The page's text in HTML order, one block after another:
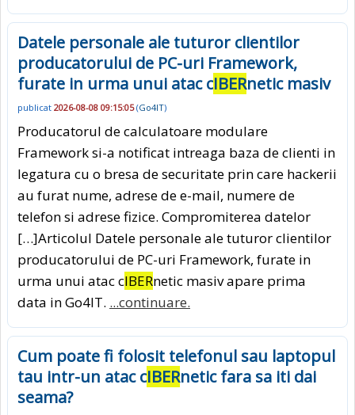
Datele personale ale tuturor clientilor
producatorului de PC-uri Framework,
furate in urma unui atac cIBERnetic masiv
publicat 2026-08-08 09:15:05(Go4IT)
Producatorul de calculatoare modulare
Framework si-a notificat intreaga baza de clienti in
legatura cu o bresa de securitate prin care hackerii
au furat nume, adrese de e-mail, numere de
telefon si adrese fizice. Compromiterea datelor
[…]Articolul Datele personale ale tuturor clientilor
producatorului de PC-uri Framework, furate in
urma unui atac cIBERnetic masiv apare prima
data in Go4IT. ...continuare.
Cum poate fi folosit telefonul sau laptopul
tau intr-un atac cIBERnetic fara sa iti dai
seama?